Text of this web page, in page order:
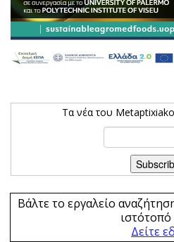
Τα νέα του
Βάλτε το εργαλείο
ιστότοπό
Δείτε